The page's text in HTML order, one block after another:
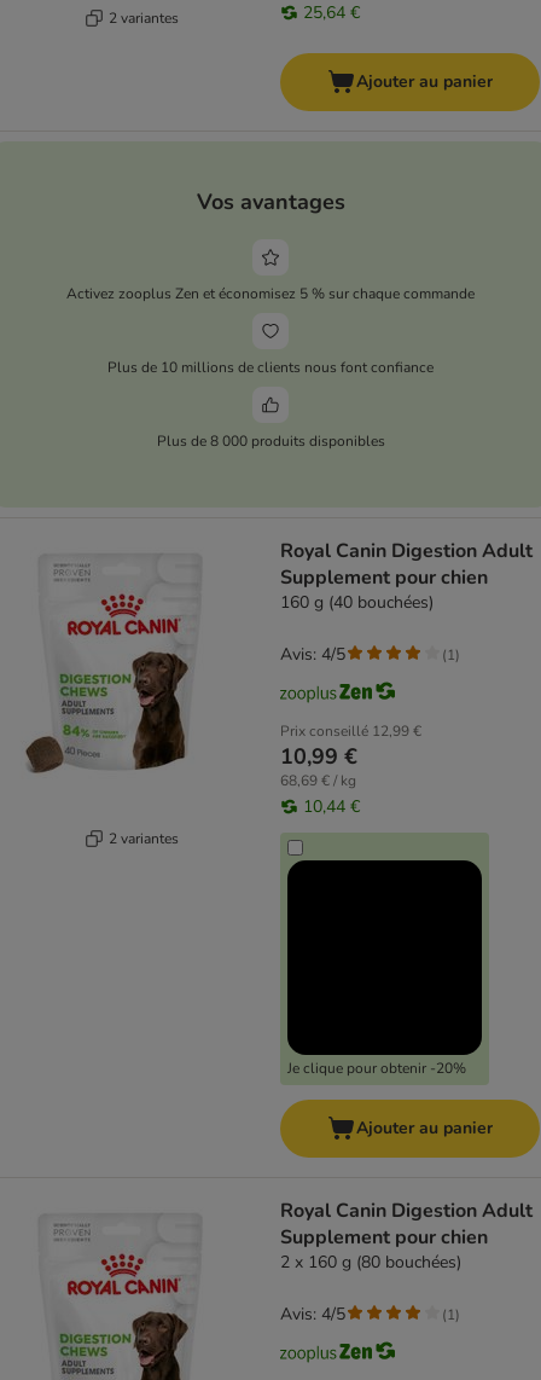
2 variantes 25,64 €
Ajouter au panier
Vos avantages
Activez zooplus Zen et économisez 5 % sur chaque commande
Plus de 10 millions de clients nous font confiance
Plus de 8 000 produits disponibles
2 variantes
Royal Canin Digestion Adult
Supplement pour chien
160 g (40 bouchées)
Prix conseillé 12,99 €
10,99 €
68,69 € / kg
10,44 €
Je clique pour obtenir -20%
Avis: 4/5 (1)
Ajouter au panier
Royal Canin Digestion Adult
Supplement pour chien
2 x 160 g (80 bouchées)
Avis: 4/5 (1)